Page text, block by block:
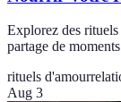
Explorez des
partage de
rituels d'amour
Aug 3